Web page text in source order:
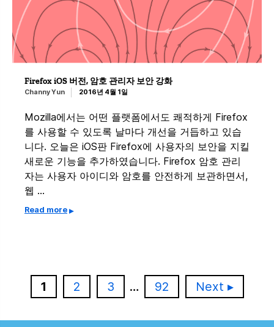
Firefox iOS 버전, 암호 관리자 보안 강화
Channy Yun 2016년 4월 1일
Mozilla에서는 어떤 플랫폼에서도 쾌적하게 Firefox
를 사용할 수 있도록 날마다 개선을 거듭하고 있습
니다. 오늘은 iOS판 Firefox에 사용자의 보안을 지킬
새로운 기능을 추가하였습니다. Firefox 암호 관리
자는 사용자 아이디와 암호를 안전하게 보관하면서,
웹 …
Read more
Page
1 Page
2 Page
3 … Page
92 Next